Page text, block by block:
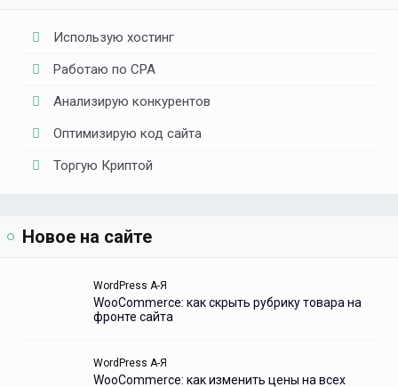
Использую хостинг
Работаю по CPA
Анализирую конкурентов
Оптимизирую код сайта
Торгую Криптой
Новое на сайте
WordPress А-Я
WooCommerce: как скрыть рубрику товара на
фронте сайта
WordPress А-Я
WooCommerce: как изменить цены на всех